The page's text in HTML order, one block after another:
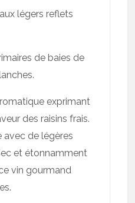
légers reflets
de baies de
exprimant
des raisins frais.
avec de légères
et étonnamment
vin gourmand